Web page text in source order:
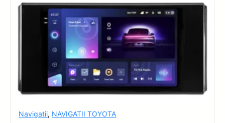
Navigatii, NAVIGATII TOYOTA